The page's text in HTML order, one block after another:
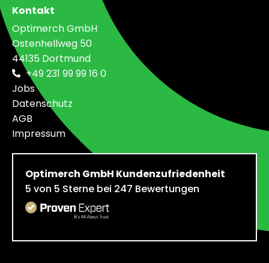
Kontakt
Optimerch GmbH
Ostenhellweg 50
44135 Dortmund
+49 231 99 99 16 0
Jobs
Datenschutz
AGB
Impressum
Optimerch GmbH Kundenzufriedenheit
5 von 5 Sterne bei 247 Bewertungen